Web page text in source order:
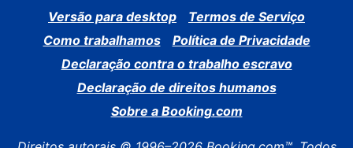
Versão para desktop
Termos de Serviço
Como trabalhamos
Política de Privacidade
Declaração contra o trabalho escravo
Declaração de direitos humanos
Sobre a Booking.com